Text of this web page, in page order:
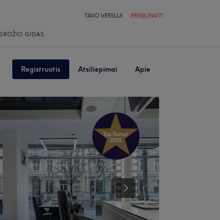
TAVO VERSLUI PRISIJUNGTI
GIDAS
Registruotis Atsiliepimai Apie